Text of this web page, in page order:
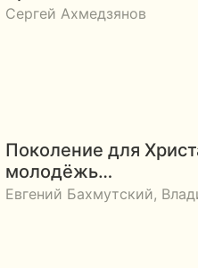
Сергей Ахмедзянов
Поколение для
молодёжь…
Евгений Бахмутский,